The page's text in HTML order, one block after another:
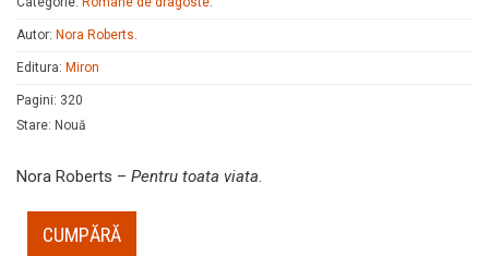
Autor: Nora Roberts.
Editura: Miron
Pagini: 320
Stare: Nouă
Nora Roberts – Pentru toata viata.
CUMPĂRĂ